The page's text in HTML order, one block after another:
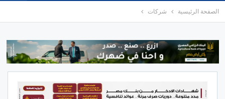
الصفحة الرئيسية شركات